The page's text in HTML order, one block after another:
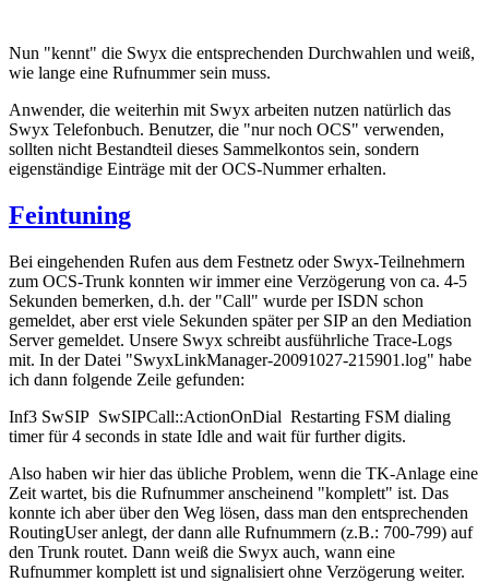
Nun "kennt" die Swyx die entsprechenden Durchwahlen und weiß,
wie lange eine Rufnummer sein muss.
Anwender, die weiterhin mit Swyx arbeiten nutzen natürlich das
Swyx Telefonbuch. Benutzer, die "nur noch OCS" verwenden,
sollten nicht Bestandteil dieses Sammelkontos sein, sondern
eigenständige Einträge mit der OCS-Nummer erhalten.
Feintuning
Bei eingehenden Rufen aus dem Festnetz oder Swyx-Teilnehmern
zum OCS-Trunk konnten wir immer eine Verzögerung von ca. 4-5
Sekunden bemerken, d.h. der "Call" wurde per ISDN schon
gemeldet, aber erst viele Sekunden später per SIP an den Mediation
Server gemeldet. Unsere Swyx schreibt ausführliche Trace-Logs
mit. In der Datei "SwyxLinkManager-20091027-215901.log" habe
ich dann folgende Zeile gefunden:
Inf3 SwSIP SwSIPCall::ActionOnDial Restarting FSM dialing
timer für 4 seconds in state Idle and wait für further digits.
Also haben wir hier das übliche Problem, wenn die TK-Anlage eine
Zeit wartet, bis die Rufnummer anscheinend "komplett" ist. Das
konnte ich aber über den Weg lösen, dass man den entsprechenden
RoutingUser anlegt, der dann alle Rufnummern (z.B.: 700-799) auf
den Trunk routet. Dann weiß die Swyx auch, wann eine
Rufnummer komplett ist und signalisiert ohne Verzögerung weiter.